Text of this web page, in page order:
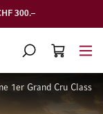
300.–
CHERCHERPANIER
1er Grand Cru Classé
d’images
au début de la